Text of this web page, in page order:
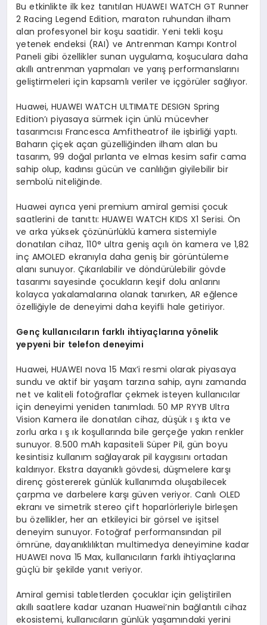
Bu etkinlikte ilk kez tanıtılan HUAWEI WATCH GT Runner
2 Racing Legend Edition, maraton ruhundan ilham
alan profesyonel bir koşu saatidir. Yeni tekli koşu
yetenek endeksi (RAI) ve Antrenman Kampı Kontrol
Paneli gibi özellikler sunan uygulama, koşuculara daha
akıllı antrenman yapmaları ve yarış performanslarını
geliştirmeleri için kapsamlı veriler ve içgörüler sağlıyor.
Huawei, HUAWEI WATCH ULTIMATE DESIGN Spring
Edition’ı piyasaya sürmek için ünlü mücevher
tasarımcısı Francesca Amfitheatrof ile işbirliği yaptı.
Baharın çiçek açan güzelliğinden ilham alan bu
tasarım, 99 doğal pırlanta ve elmas kesim safir cama
sahip olup, kadınsı gücün ve canlılığın giyilebilir bir
sembolü niteliğinde.
Huawei ayrıca yeni premium amiral gemisi çocuk
saatlerini de tanıttı: HUAWEI WATCH KIDS X1 Serisi. Ön
ve arka yüksek çözünürlüklü kamera sistemiyle
donatılan cihaz, 110° ultra geniş açılı ön kamera ve 1,82
inç AMOLED ekranıyla daha geniş bir görüntüleme
alanı sunuyor. Çıkarılabilir ve döndürülebilir gövde
tasarımı sayesinde çocukların keşif dolu anlarını
kolayca yakalamalarına olanak tanırken, AR eğlence
özelliğiyle de deneyimi daha keyifli hale getiriyor.
Genç kullanıcıların farklı ihtiyaçlarına yönelik
yepyeni bir telefon deneyimi
Huawei, HUAWEI nova 15 Max’i resmi olarak piyasaya
sundu ve aktif bir yaşam tarzına sahip, aynı zamanda
net ve kaliteli fotoğraflar çekmek isteyen kullanıcılar
için deneyimi yeniden tanımladı. 50 MP RYYB Ultra
Vision Kamera ile donatılan cihaz, düşük ı ş ıkta ve
zorlu arka ı ş ık koşullarında bile gerçeğe yakın renkler
sunuyor. 8.500 mAh kapasiteli Süper Pil, gün boyu
kesintisiz kullanım sağlayarak pil kaygısını ortadan
kaldırıyor. Ekstra dayanıklı gövdesi, düşmelere karşı
direnç göstererek günlük kullanımda oluşabilecek
çarpma ve darbelere karşı güven veriyor. Canlı OLED
ekranı ve simetrik stereo çift hoparlörleriyle birleşen
bu özellikler, her an etkileyici bir görsel ve işitsel
deneyim sunuyor. Fotoğraf performansından pil
ömrüne, dayanıklılıktan multimedya deneyimine kadar
HUAWEI nova 15 Max, kullanıcıların farklı ihtiyaçlarına
güçlü bir şekilde yanıt veriyor.
Amiral gemisi tabletlerden çocuklar için geliştirilen
akıllı saatlere kadar uzanan Huawei’nin bağlantılı cihaz
ekosistemi, kullanıcıların günlük yaşamındaki yerini